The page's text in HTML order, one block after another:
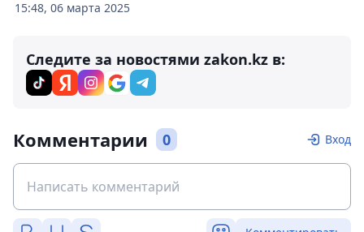
15:48, 06 марта 2025
Следите за новостями zakon.kz в:
Комментарии 0 Вход